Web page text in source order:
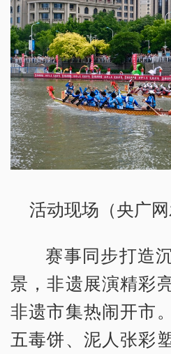
活动现场（央广网
赛事同步打造
景，非遗展演精彩
非遗市集热闹开市
五毒饼、泥人张彩